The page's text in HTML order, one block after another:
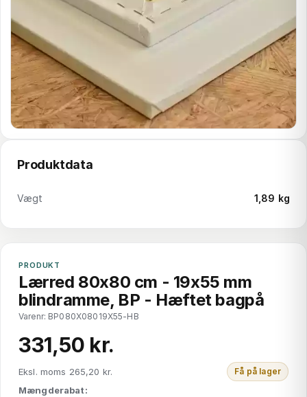
Produktdata
Vægt 1,89 kg
PRODUKT
Lærred 80x80 cm - 19x55 mm
blindramme, BP - Hæftet bagpå
Varenr: BP080X08019X55-HB
331,50 kr.
Eksl. moms 265,20 kr. Få på lager
Mængderabat: